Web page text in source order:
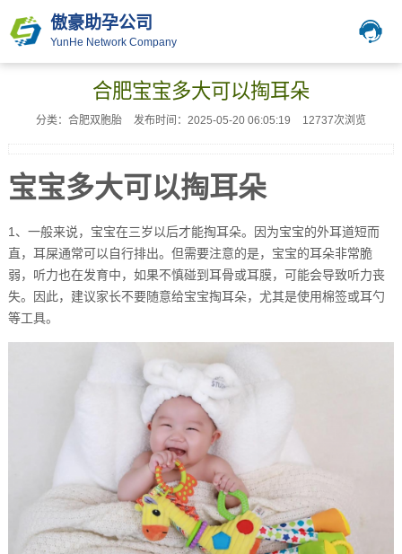
傲豪助孕公司
YunHe Network Company
合肥宝宝多大可以掏耳朵
分类：合肥双胞胎 发布时间：2025-05-20 06:05:19 12737次浏览
宝宝多大可以掏耳朵
1、一般来说，宝宝在三岁以后才能掏耳朵。因为宝宝的外耳道短而
直，耳屎通常可以自行排出。但需要注意的是，宝宝的耳朵非常脆
弱，听力也在发育中，如果不慎碰到耳骨或耳膜，可能会导致听力丧
失。因此，建议家长不要随意给宝宝掏耳朵，尤其是使用棉签或耳勺
等工具。